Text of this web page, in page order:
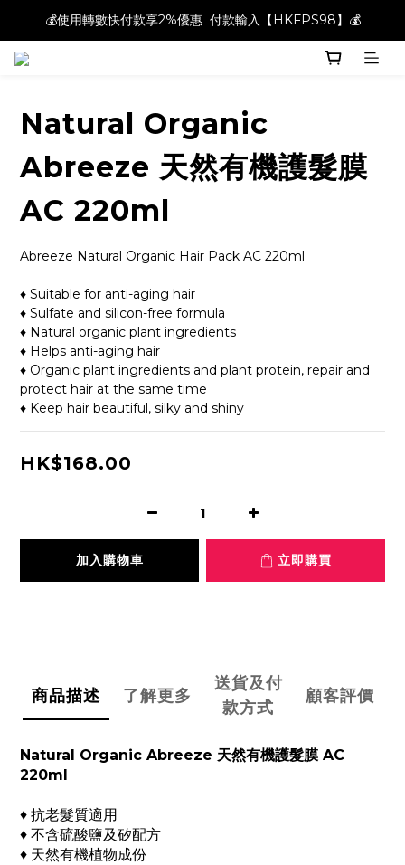
💰使用轉數快付款享2%優惠  付款輸入【HKFPS98】💰
💰使用轉數快付款享2%優惠  付款輸入【HKFPS98】💰
新註冊會員即享$20購物金｜全店滿$400本地免運費📦!
Natural Organic
Abreeze 天然有機護髮膜
AC 220ml
Abreeze Natural Organic Hair Pack AC 220ml
♦ Suitable for anti-aging hair
♦ Sulfate and silicon-free formula
♦ Natural organic plant ingredients
♦ Helps anti-aging hair
♦ Organic plant ingredients and plant protein, repair and
protect hair at the same time
♦ Keep hair beautiful, silky and shiny
HK$168.00
加入購物車 立即購買
商品描述 了解更多
送貨及付
款方式
顧客評價
Natural Organic Abreeze 天然有機護髮膜 AC
220ml
♦ 抗老髮質適用
♦ 不含硫酸鹽及矽配方
♦ 天然有機植物成份